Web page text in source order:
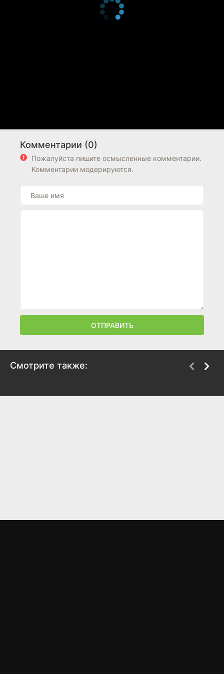
Комментарии (0)
Пожалуйста пишите осмысленные комментарии.
Комментарии модерируются.
ОТПРАВИТЬ
Смотрите также: